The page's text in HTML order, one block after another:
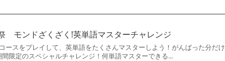
モンドざくざく!英単語マスターチャレンジ
ースをプレイして、英単語をたくさんマスターしよう！がんばった分だけ
限定のスペシャルチャレンジ！何単語マスターできる...